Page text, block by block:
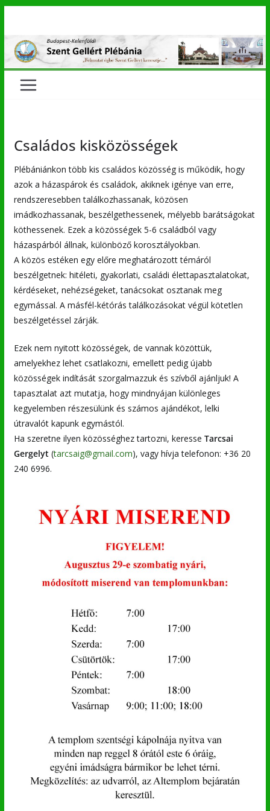
content
Családos kisközösségek
Plébániánkon több kis családos közösség is működik, hogy
azok a házaspárok és családok, akiknek igénye van erre,
rendszeresebben találkozhassanak, közösen
imádkozhassanak, beszélgethessenek, mélyebb barátságokat
köthessenek. Ezek a közösségek 5-6 családból vagy
házaspárból állnak, különböző korosztályokban.
A közös estéken egy előre meghatározott témáról
beszélgetnek: hitéleti, gyakorlati, családi élettapasztalatokat,
kérdéseket, nehézségeket, tanácsokat osztanak meg
egymással. A másfél-kétórás találkozásokat végül kötetlen
beszélgetéssel zárják.
Ezek nem nyitott közösségek, de vannak közöttük,
amelyekhez lehet csatlakozni, emellett pedig újabb
közösségek indítását szorgalmazzuk és szívből ajánljuk! A
tapasztalat azt mutatja, hogy mindnyájan különleges
kegyelemben részesülünk és számos ajándékot, lelki
útravalót kapunk egymástól.
Ha szeretne ilyen közösséghez tartozni, keresse Tarcsai
Gergelyt(tarcsaig@gmail.com), vagy hívja telefonon: +36 20
240 6996.